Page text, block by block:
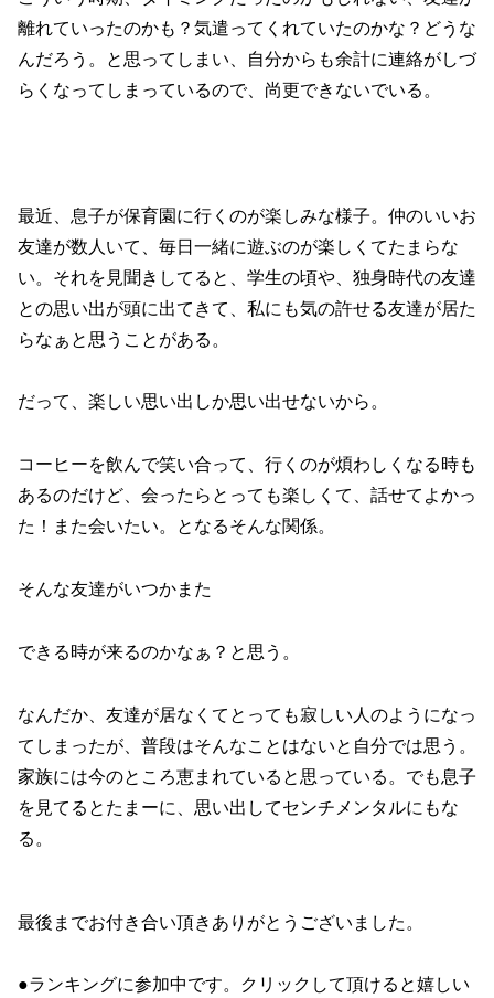
離れていったのかも？気遣ってくれていたのかな？どうな
んだろう。と思ってしまい、自分からも余計に連絡がしづ
らくなってしまっているので、尚更できないでいる。
最近、息子が保育園に行くのが楽しみな様子。仲のいいお
友達が数人いて、毎日一緒に遊ぶのが楽しくてたまらな
い。それを見聞きしてると、学生の頃や、独身時代の友達
との思い出が頭に出てきて、私にも気の許せる友達が居た
らなぁと思うことがある。
だって、楽しい思い出しか思い出せないから。
コーヒーを飲んで笑い合って、行くのが煩わしくなる時も
あるのだけど、会ったらとっても楽しくて、話せてよかっ
た！また会いたい。となるそんな関係。
そんな友達がいつかまた
できる時が来るのかなぁ？と思う。
なんだか、友達が居なくてとっても寂しい人のようになっ
てしまったが、普段はそんなことはないと自分では思う。
家族には今のところ恵まれていると思っている。でも息子
を見てるとたまーに、思い出してセンチメンタルにもな
る。
最後までお付き合い頂きありがとうございました。
●ランキングに参加中です。クリックして頂けると嬉しい